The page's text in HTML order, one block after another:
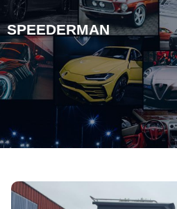
SPEEDERMAN